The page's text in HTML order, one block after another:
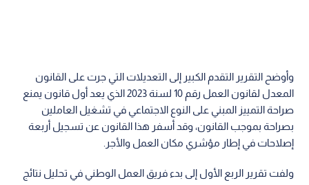
وأوضح التقرير التقدم الكبير إلى التعديلات التي جرت على القانون
المعدل لقانون العمل رقم 10 لسنة 2023 الذي يعد أول قانون يمنع
صراحة التمييز المبني على النوع الاجتماعي في تشغيل العاملين
بصراحة بموجب القانون، وقد أسفر هذا القانون عن تسجيل أربعة
إصلاحات في إطار مؤشري مكان العمل والأجر.
ولفت تقرير الربع الأول إلى بدء فريق العمل الوطني في تحليل نتائج